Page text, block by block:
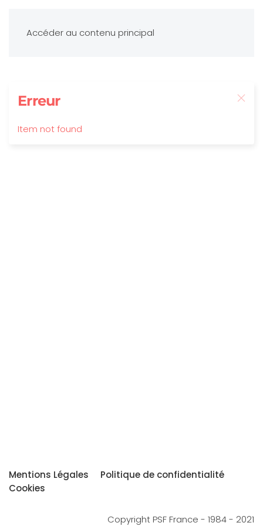
Accéder au contenu principal
Erreur
Item not found
Mentions Légales
Politique de confidentialité
Cookies
Copyright PSF France - 1984 - 2021